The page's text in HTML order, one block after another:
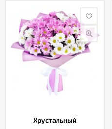
Хрустальный